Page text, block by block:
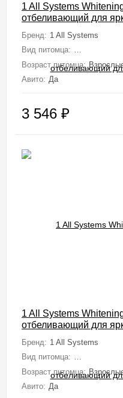
1 All Systems
отбеливающий для
Бренд: 1 All Systems
Вид питомца: Собаки
Возраст питомца:
Авито: Да
3 546 ₽
1 All Systems
отбеливающий для
Бренд: 1 All Systems
Вид питомца: Собаки
Возраст питомца:
Авито: Да